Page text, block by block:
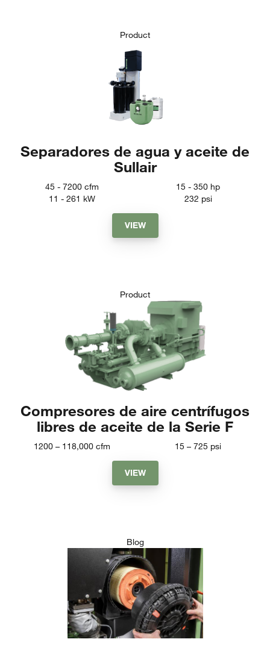
Product
Separadores de agua y aceite de
Sullair
45 - 7200 cfm 15 - 350 hp
11 - 261 kW 232 psi
VIEW
Product
Compresores de aire centrífugos
libres de aceite de la Serie F
1200 – 118,000 cfm 15 – 725 psi
VIEW
Blog